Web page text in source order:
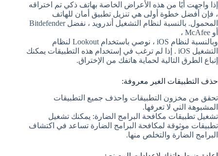
إذا واجهت أيًا من هذه الأعراض الخاصة بهاتف ذكي تم اختراقه
، فإن أفضل خطوة أولى هي تنزيل تطبيق أمان للهاتف
المحمول. بالنسبة لنظام التشغيل أندرويد ، نفضل Bitdefender
أو McAfee ،
وبالنسبة لنظام iOS ، نوصي باستخدام Lookout لنظام
التشغيل iOS . إذا لم ترغب في إستخدام هذه التطبيقات يمكنك
إتباع الطرق التالية لحماية هاتفك من الإختراق.
حذف التطبيقات الغير معروفة:
تحقق من مخزون التطبيقات واحذف جميع التطبيقات
المشبوهة التي لا تعرفها.
تشغيل تطبيقات مكافحة البرامج الضارة: يمكنك تشغيل
تطبيقات موثوقة لمكافحة البرامج الضارة تساعد في اكتشاف
البرامج الضارة والتخلص منها.